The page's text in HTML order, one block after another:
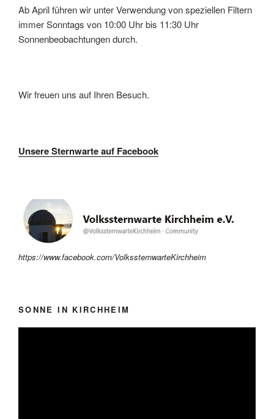
Ab April führen wir unter Verwendung von speziellen Filtern
immer Sonntags von 10:00 Uhr bis 11:30 Uhr
Sonnenbeobachtungen durch.
Wir freuen uns auf Ihren Besuch.
Unsere Sternwarte auf Facebook
https://www.facebook.com/VolkssternwarteKirchheim
SONNE IN KIRCHHEIM